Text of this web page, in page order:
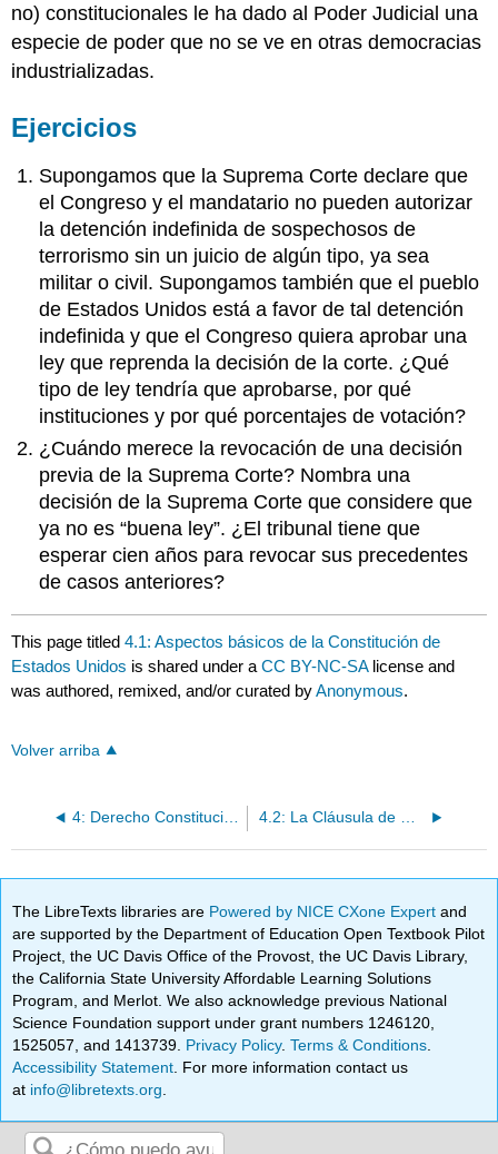
no) constitucionales le ha dado al Poder Judicial una
especie de poder que no se ve en otras democracias
industrializadas.
Ejercicios
Supongamos que la Suprema Corte declare que
el Congreso y el mandatario no pueden autorizar
la detención indefinida de sospechosos de
terrorismo sin un juicio de algún tipo, ya sea
militar o civil. Supongamos también que el pueblo
de Estados Unidos está a favor de tal detención
indefinida y que el Congreso quiera aprobar una
ley que reprenda la decisión de la corte. ¿Qué
tipo de ley tendría que aprobarse, por qué
instituciones y por qué porcentajes de votación?
¿Cuándo merece la revocación de una decisión
previa de la Suprema Corte? Nombra una
decisión de la Suprema Corte que considere que
ya no es “buena ley”. ¿El tribunal tiene que
esperar cien años para revocar sus precedentes
de casos anteriores?
This page titled4.1: Aspectos básicos de la Constitución de
Estados Unidos is shared under aCC BY-NC-SA license and
was authored, remixed, and/or curated byAnonymous.
Volver arriba
4: Derecho Constitucional y Comercio de Estados Unidos 4.2: La Cláusula de Comercio
The LibreTexts libraries are Powered by NICE CXone Expertand
are supported by the Department of Education Open Textbook Pilot
Project, the UC Davis Office of the Provost, the UC Davis Library,
the California State University Affordable Learning Solutions
Program, and Merlot. We also acknowledge previous National
Science Foundation support under grant numbers 1246120,
1525057, and 1413739. Privacy Policy.Terms & Conditions
Accessibility Statement . For more information contact us
at info@libretexts.org